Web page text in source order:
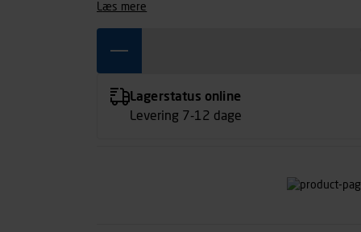
læs mere
Lagerstatus online
Levering 7-12 dage